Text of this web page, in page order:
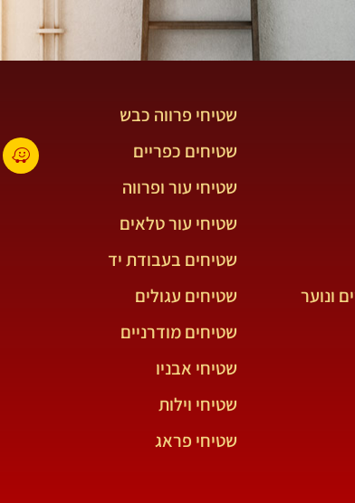
ונוער
שטיחי פרווה כבש
שטיחים כפריים
שטיחי עור ופרווה
שטיחי עור טלאים
שטיחים בעבודת יד
שטיחים עגולים
שטיחים מודרניים
שטיחי אבניו
שטיחי וילות
שטיחי פראג